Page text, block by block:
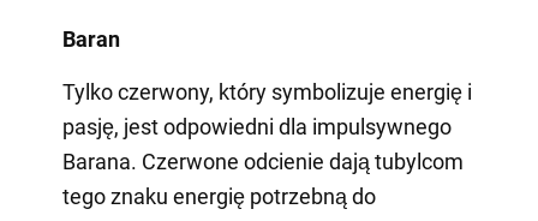
Baran
Tylko czerwony, który symbolizuje energię i
pasję, jest odpowiedni dla impulsywnego
Barana. Czerwone odcienie dają tubylcom
tego znaku energię potrzebną do